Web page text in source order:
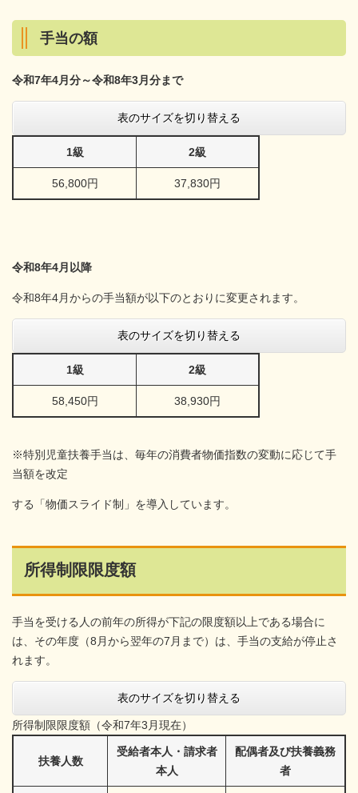
手当の額
令和7年4月分～令和8年3月分まで
表のサイズを切り替える
1級 2級
56,800円 37,830円
令和8年4月以降
令和8年4月からの手当額が以下のとおりに変更されます。
表のサイズを切り替える
1級 2級
58,450円 38,930円
※特別児童扶養手当は、毎年の消費者物価指数の変動に応じて手
当額を改定
する「物価スライド制」を導入しています。
所得制限限度額
手当を受ける人の前年の所得が下記の限度額以上である場合に
は、その年度（8月から翌年の7月まで）は、手当の支給が停止さ
れます。
表のサイズを切り替える
所得制限限度額（令和7年3月現在）
扶養人数
受給者本人・請求者
本人
配偶者及び扶養義務
者